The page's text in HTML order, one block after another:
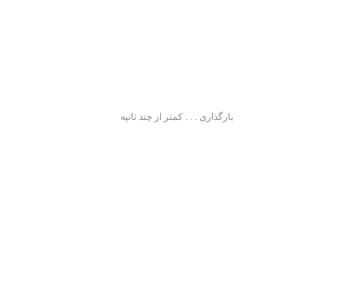
بارگذاری . . . کمتر از چند ثانیه